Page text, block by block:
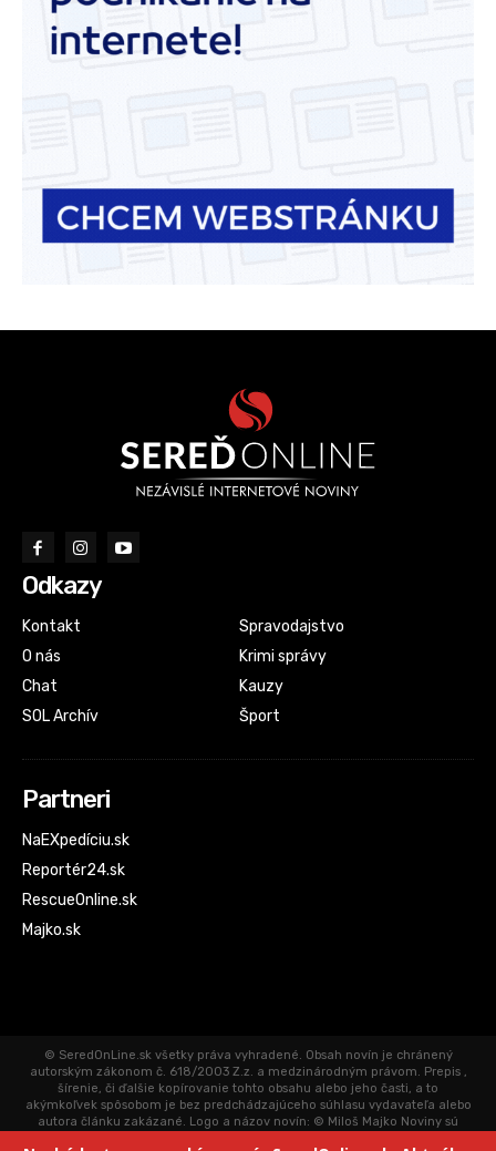
Odkazy
Kontakt
O nás
Chat
SOL Archív
Spravodajstvo
Krimi správy
Kauzy
Šport
Partneri
NaEXpedíciu.sk
Reportér24.sk
RescueOnline.sk
Majko.sk
© SeredOnLine.sk všetky práva vyhradené. Obsah novín je chránený
autorským zákonom č. 618/2003 Z.z. a medzinárodným právom. Prepis ,
šírenie, či ďalšie kopírovanie tohto obsahu alebo jeho časti, a to
akýmkoľvek spôsobom je bez predchádzajúceho súhlasu vydavateľa alebo
autora článku zakázané. Logo a názov novín: © Miloš Majko Noviny sú